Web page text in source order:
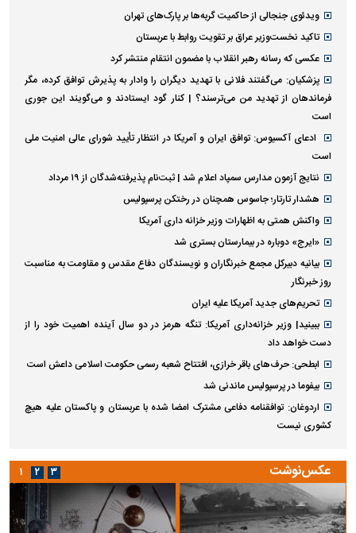
ویدئوی جنجالی از حاکمیت گربه‌ها بر پارک‌های تهران
تاکید نخست‌وزیر عراق بر تقویت روابط با عربستان
عکسی که رسانه رهبر انقلاب با مضمون انتقام منتشر کرد
پزشکیان: می‌گفتند فلانی با تهدید دیگران را وادار به پذیرش توافق کرده، مگر
فرماندهان از تهدید من می‌ترسند؟ | کنار گود ایستادند و می‌گویند این جوری
است
ادعای آکسیوس: توافق ایران و آمریکا در انتظار تأیید شورای عالی امنیت ملی
است
نتایج آزمون مدارس سمپاد اعلام شد | ثبت‌نام پذیرفته‌شدگان از ۱۹ مرداد
هشدار تارتار؛ جاسوس همچنان در رختکن پرسپولیس
واکنش همتی به اظهارات وزیر خزانه داری آمریکا
«ایرج» دوباره در بیمارستان بستری شد
بیانیه دبیرکل مجمع خبرنگاران و نویسندگان دفاع مقدس و مقاومت به مناسبت
روز خبرنگار
تحریم‌های جدید آمریکا علیه ایران
ببینید| وزیر خزانه‌داری آمریکا: تنگه هرمز در دو سال آینده اهمیت خود را از
دست خواهد داد
ابطحی: حرف‌های باقر خرازی، افتتاح شعبه رسمی حکومت اسلامی داعش است
بیفوما در پرسپولیس ماندنی شد
اردوغان: توافقنامه دفاعی مشترک امضا شده با عربستان و پاکستان علیه هیچ
کشوری نیست
عکس‌نوشت ۱ ۲ ۳